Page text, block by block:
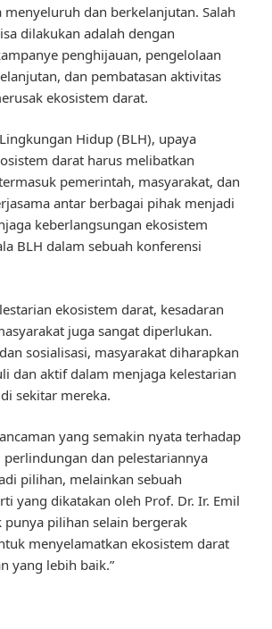
menyeluruh dan berkelanjutan. Salah
dilakukan adalah dengan
penghijauan, pengelolaan
dan pembatasan aktivitas
ekosistem darat.
Hidup (BLH), upaya
darat harus melibatkan
pemerintah, masyarakat, dan
antar berbagai pihak menjadi
keberlangsungan ekosistem
BLH dalam sebuah konferensi
ekosistem darat, kesadaran
juga sangat diperlukan.
sosialisasi, masyarakat diharapkan
dan aktif dalam menjaga kelestarian
sekitar mereka.
yang semakin nyata terhadap
perlindungan dan pelestariannya
pilihan, melainkan sebuah
yang dikatakan oleh Prof. Dr. Ir. Emil
punya pilihan selain bergerak
menyelamatkan ekosistem darat
yang lebih baik.”